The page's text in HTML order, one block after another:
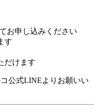
お申し込みください
す
だけます
公式LINEよりお願いい